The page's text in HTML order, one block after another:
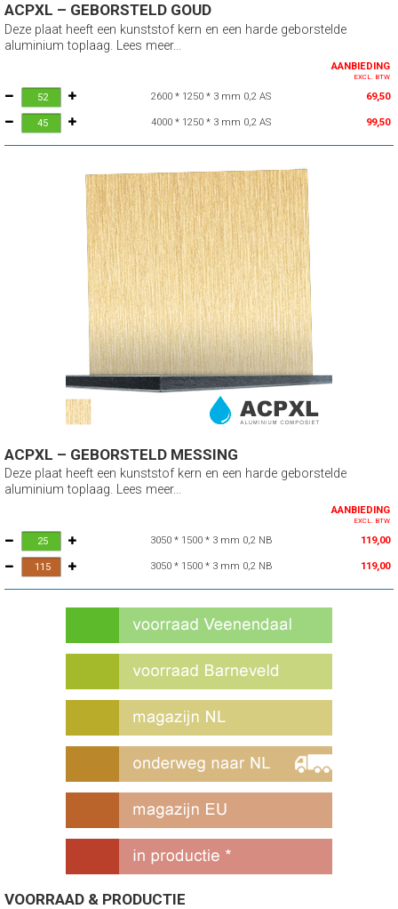
ACPXL – GEBORSTELD GOUD
Deze plaat heeft een kunststof kern en een harde geborstelde
aluminium toplaag. Lees meer...
AANBIEDING
EXCL. BTW
2600 * 1250 * 3 mm 0,2 AS 69,50
4000 * 1250 * 3 mm 0,2 AS 99,50
ACPXL – GEBORSTELD MESSING
Deze plaat heeft een kunststof kern en een harde geborstelde
aluminium toplaag. Lees meer...
AANBIEDING
EXCL. BTW
3050 * 1500 * 3 mm 0,2 NB 119,00
3050 * 1500 * 3 mm 0,2 NB 119,00
VOORRAAD & PRODUCTIE